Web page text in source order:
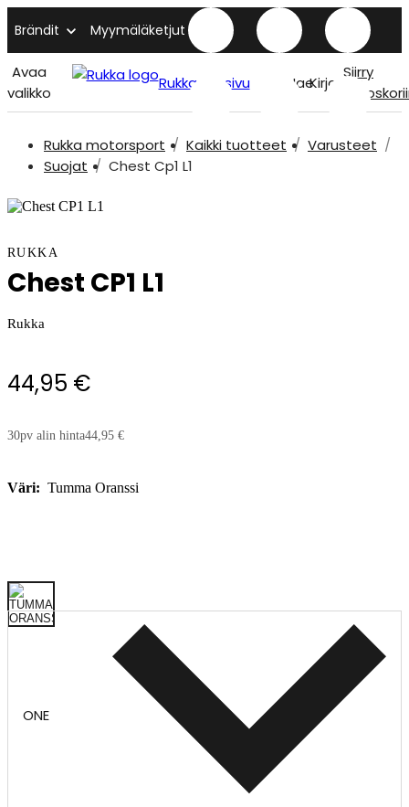
Brändit Myymäläketjut
Avaa
valikko
Rukka etusivu HaeKirjaudu
Siirry
Rukka motorsport Kaikki tuotteet
Varusteet
Suojat
Chest Cp1 L1
RUKKA
Chest CP1 L1
Rukka
44,95 €
30pv alin hinta44,95 €
Väri: Tumma Oranssi
ONE